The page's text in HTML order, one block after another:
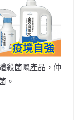
殺菌嘅產品，仲
。